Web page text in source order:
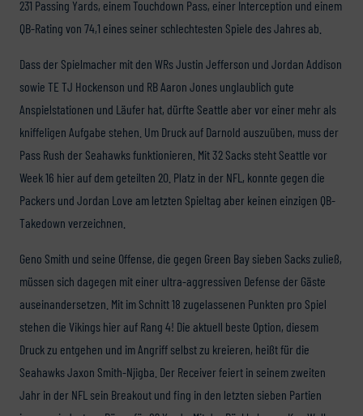
231 Passing Yards, einem Touchdown Pass, einer Interception und einem
QB-Rating von 74,1 eines seiner schlechtesten Spiele des Jahres ab.
Dass der Spielmacher mit den WRs Justin Jefferson und Jordan Addison
sowie TE TJ Hockenson und RB Aaron Jones unglaublich gute
Anspielstationen und Läufer hat, dürfte Seattle aber vor einer mehr als
kniffeligen Aufgabe stehen. Um Druck auf Darnold auszuüben, muss der
Pass Rush der Seahawks funktionieren. Mit 32 Sacks steht Seattle vor
Week 16 hier auf dem geteilten 20. Platz in der NFL, konnte gegen die
Packers und Jordan Love am letzten Spieltag aber keinen einzigen QB-
Takedown verzeichnen.
Geno Smith und seine Offense, die gegen Green Bay sieben Sacks zuließ,
müssen sich dagegen mit einer ultra-aggressiven Defense der Gäste
auseinandersetzen. Mit im Schnitt 18 zugelassenen Punkten pro Spiel
stehen die Vikings hier auf Rang 4! Die aktuell beste Option, diesem
Druck zu entgehen und im Angriff selbst zu kreieren, heißt für die
Seahawks Jaxon Smith-Njigba. Der Receiver feiert in seinem zweiten
Jahr in der NFL sein Breakout und fing in den letzten sieben Partien